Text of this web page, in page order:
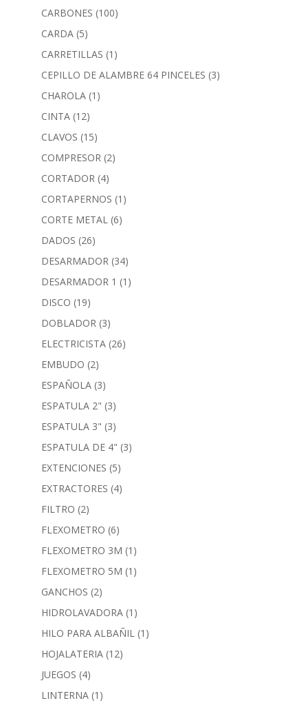
CARBONES (100)
CARDA (5)
CARRETILLAS (1)
CEPILLO DE ALAMBRE 64 PINCELES (3)
CHAROLA (1)
CINTA (12)
CLAVOS (15)
COMPRESOR (2)
CORTADOR (4)
CORTAPERNOS (1)
CORTE METAL (6)
DADOS (26)
DESARMADOR (34)
DESARMADOR 1 (1)
DISCO (19)
DOBLADOR (3)
ELECTRICISTA (26)
EMBUDO (2)
ESPAÑOLA (3)
ESPATULA 2" (3)
ESPATULA 3" (3)
ESPATULA DE 4" (3)
EXTENCIONES (5)
EXTRACTORES (4)
FILTRO (2)
FLEXOMETRO (6)
FLEXOMETRO 3M (1)
FLEXOMETRO 5M (1)
GANCHOS (2)
HIDROLAVADORA (1)
HILO PARA ALBAÑIL (1)
HOJALATERIA (12)
JUEGOS (4)
LINTERNA (1)